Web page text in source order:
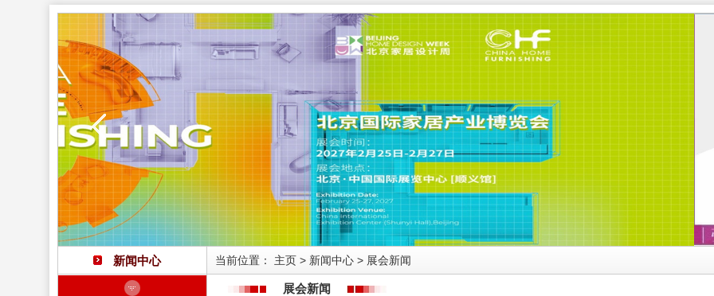
优质参展商：千余家，展会规模：10万平方米，预计观众：12万人次
欢迎访问·中国（北京）国际墙纸墙布窗帘暨家居软装饰展览会·组委会大会网站
新闻中心 当前位置： 主页 > 新闻中心 > 展会新闻
展会新闻